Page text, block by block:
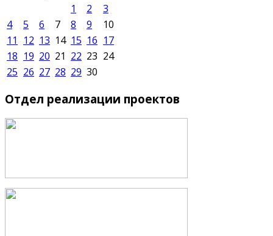
1
2
3
4
5 6 7 8 9
10
11
12 13 14 15 16 17
18 19 20 21 22 23 24
25 26 27 28 29 30
Отдел реализации проектов